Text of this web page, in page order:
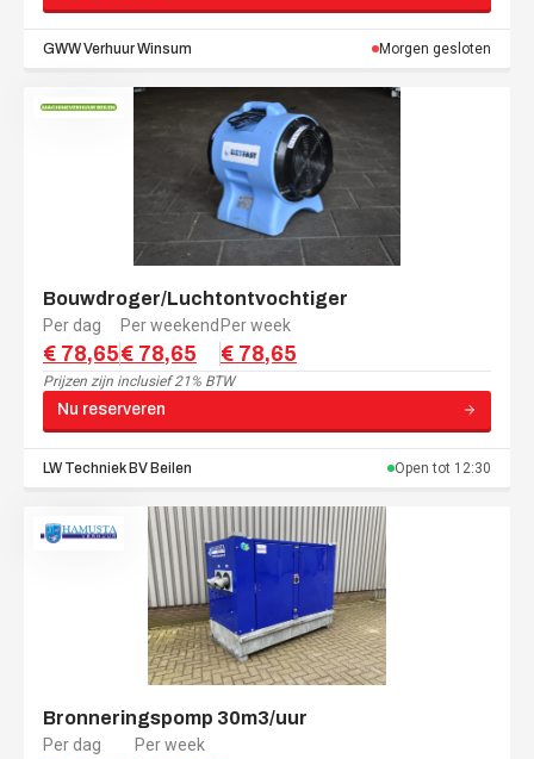
GWW VerhuurWinsum Morgen gesloten
Bouwdroger/Luchtontvochtiger
Per dag
€ 78,65
Per weekend
€ 78,65
Per week
€ 78,65
Prijzen zijn inclusief 21% BTW
Nu reserveren
LW Techniek BVBeilen Open tot 12:30
Bronneringspomp 30m3/uur
Per dag Per week